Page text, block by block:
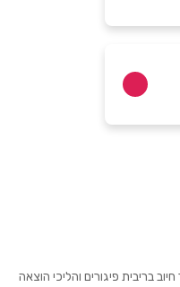
בריבית פיגורים והליכי הוצאה